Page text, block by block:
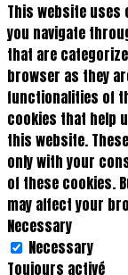
This website uses
you navigate
that are
browser as they
functionalities of
cookies that help
this website.
only with your
of these cookies.
may affect your
Necessary
Necessary
Toujours activé